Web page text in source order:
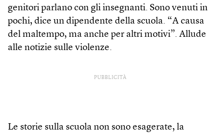
genitori parlano con gli insegnanti. Sono venuti in
pochi, dice un dipendente della scuola. “A causa
del maltempo, ma anche per altri motivi”. Allude
alle notizie sulle violenze.
PUBBLICITÀ
Le storie sulla scuola non sono esagerate, la